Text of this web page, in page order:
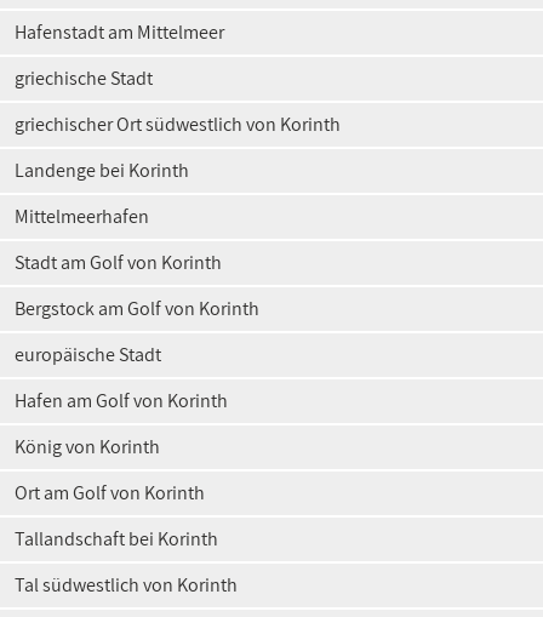
Hafenstadt am Mittelmeer
griechische Stadt
griechischer Ort südwestlich von Korinth
Landenge bei Korinth
Mittelmeerhafen
Stadt am Golf von Korinth
Bergstock am Golf von Korinth
europäische Stadt
Hafen am Golf von Korinth
König von Korinth
Ort am Golf von Korinth
Tallandschaft bei Korinth
Tal südwestlich von Korinth